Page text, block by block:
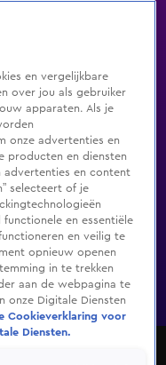
Genres
De Bondgenoten
en vergelijkbare
over jou als gebruiker
apparaten. Als je
onze advertenties en
producten en diensten
advertenties en content
selecteert of je
functionele en essentiële
en veilig te
opnieuw openen
in te trekken
aan de webpagina te
onze Digitale Diensten
Cookieverklaring voor
Diensten.